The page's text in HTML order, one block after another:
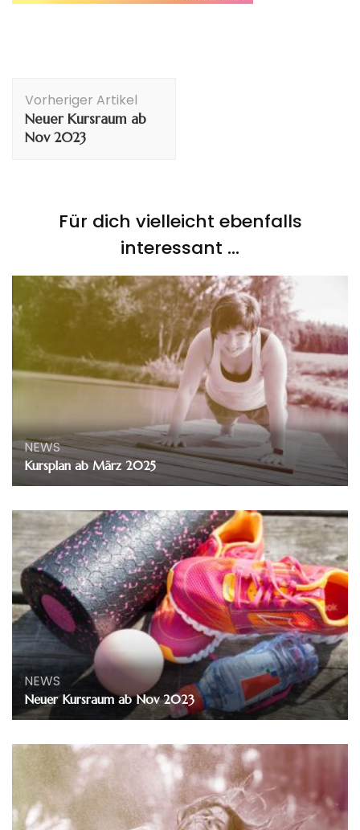
Vorheriger Artikel
Neuer Kursraum ab
Nov 2023
Für dich vielleicht ebenfalls
interessant …
NEWS
Kursplan ab März 2025
NEWS
Neuer Kursraum ab Nov 2023